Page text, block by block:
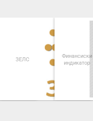
ЗЕЛС
Финансиски
индикатор